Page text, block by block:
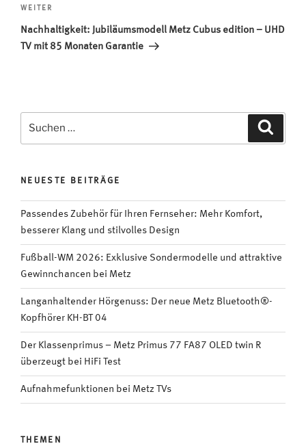
Nächster
Beitrag
WEITER
Nachhaltigkeit: Jubiläumsmodell Metz Cubus edition – UHD
TV mit 85 Monaten Garantie
nach:
NEUESTE BEITRÄGE
Passendes Zubehör für Ihren Fernseher: Mehr Komfort,
besserer Klang und stilvolles Design
Fußball-WM 2026: Exklusive Sondermodelle und attraktive
Gewinnchancen bei Metz
Langanhaltender Hörgenuss: Der neue Metz Bluetooth®-
Kopfhörer KH-BT 04
Der Klassenprimus – Metz Primus 77 FA87 OLED twin R
überzeugt bei HiFi Test
Aufnahmefunktionen bei Metz TVs
THEMEN